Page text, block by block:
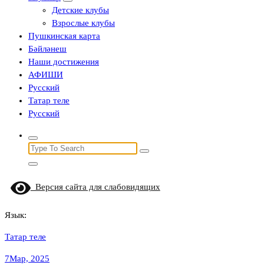
Детские клубы
Взрослые клубы
Пушкинская карта
Бәйләнеш
Наши достижения
АФИШИ
Русский
Татар теле
Русский
Search
for:
Версия сайта для слабовидящих
Язык:
Татар теле
7Мар, 2025